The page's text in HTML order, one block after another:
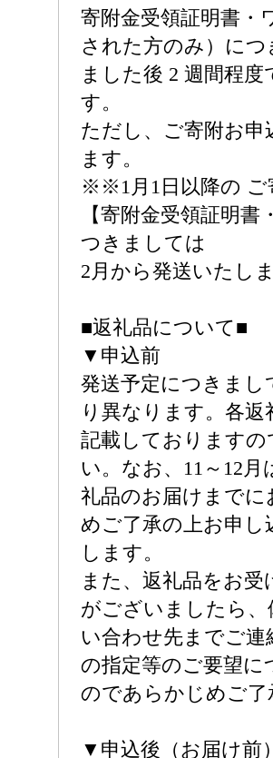
寄附金受領証明書・
された方のみ）に
ました後 2 週間程
す。
ただし、ご寄附お申
ます。
※※1月1日以降の
【寄附金受領証明
つきましては
2月から発送いたしま
■返礼品について■
▼申込前
発送予定につきまし
り異なります。各返
記載しておりますの
い。なお、11～12
礼品のお届けまで
めご了承の上お申
します。
また、返礼品をお
がございましたら
い合わせ先までご
の指定等のご要望
のであらかじめご了
▼申込後（お届け前）